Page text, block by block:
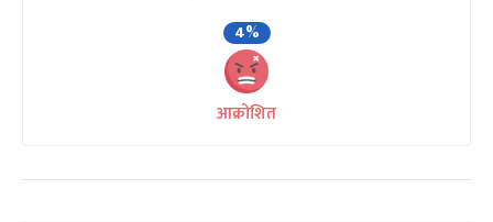
4%
आक्रोशित